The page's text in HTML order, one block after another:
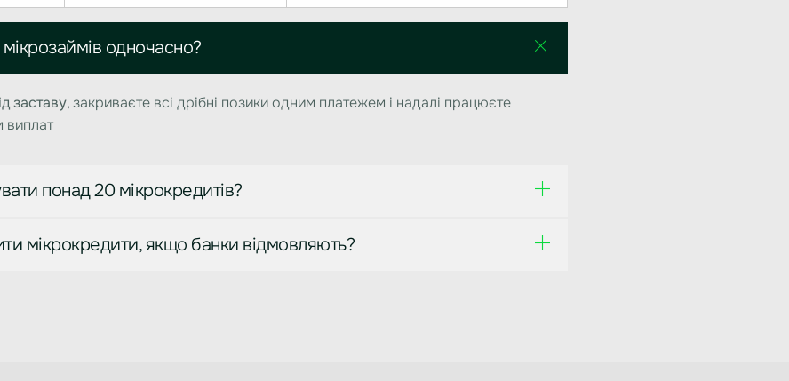
одночасно?
заставу, закриваєте всі дрібні позики одним платежем і надалі працюєте
виплат
понад 20 мікрокредитів?
мікрокредити, якщо банки відмовляють?